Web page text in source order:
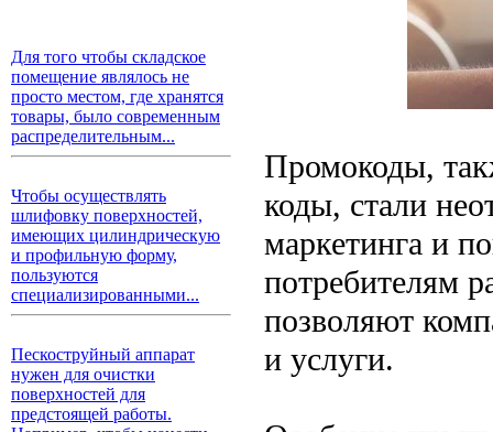
Для того чтобы складское
помещение являлось не
просто местом, где хранятся
товары, было современным
распределительным...
Чтобы осуществлять
шлифовку поверхностей,
имеющих цилиндрическую
и профильную форму,
пользуются
специализированными...
Пескоструйный аппарат
нужен для очистки
поверхностей для
предстоящей работы.
Промокоды,
коды, стали
маркетинга и
потребителям
позволяют
и услуги.